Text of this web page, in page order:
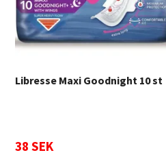
Libresse Maxi Goodnight 10 st
38 SEK